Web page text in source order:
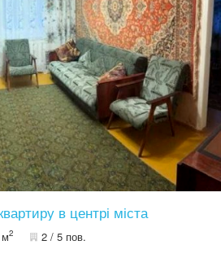
в центрі міста
2 2 / 5 пов.